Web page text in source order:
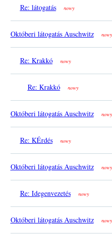
Re: látogatás nowy
Októberi látogatás Auschwitz nowy
Re: Krakkó nowy
Re: Krakkó nowy
Októberi látogatás Auschwitz nowy
Re: KÉrdés nowy
Októberi látogatás Auschwitz nowy
Re: Idegenvezetés nowy
Októberi látogatás Auschwitz nowy